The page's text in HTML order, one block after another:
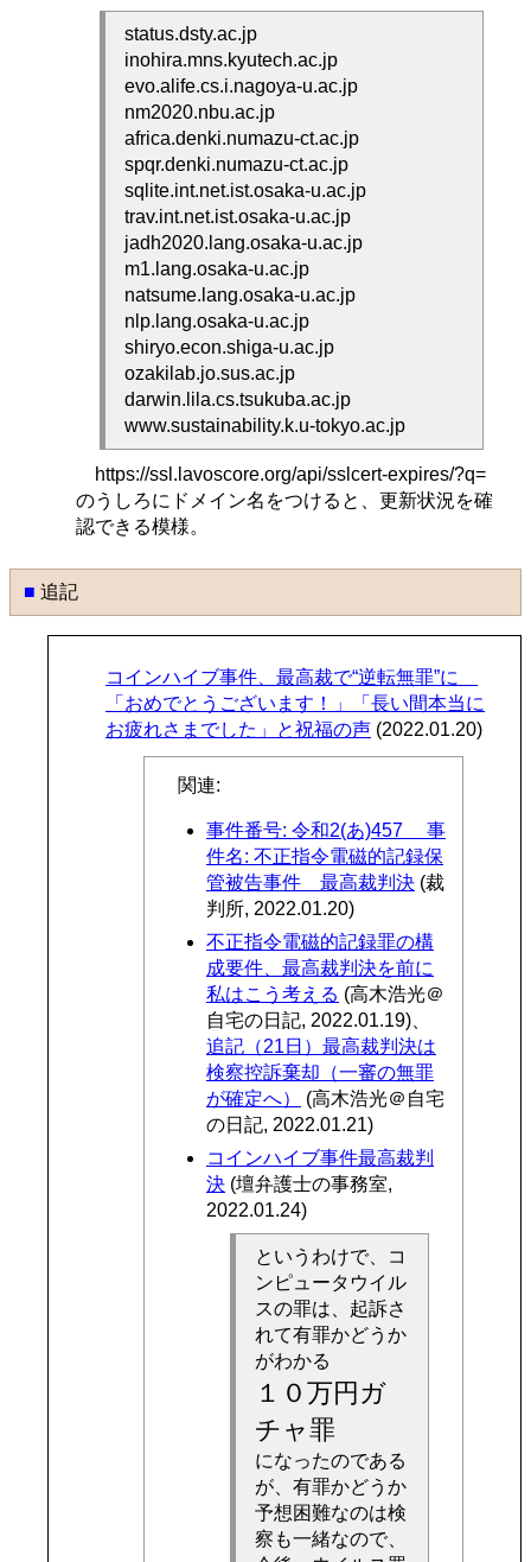
status.dsty.ac.jp
inohira.mns.kyutech.ac.jp
evo.alife.cs.i.nagoya-u.ac.jp
nm2020.nbu.ac.jp
africa.denki.numazu-ct.ac.jp
spqr.denki.numazu-ct.ac.jp
sqlite.int.net.ist.osaka-u.ac.jp
trav.int.net.ist.osaka-u.ac.jp
jadh2020.lang.osaka-u.ac.jp
m1.lang.osaka-u.ac.jp
natsume.lang.osaka-u.ac.jp
nlp.lang.osaka-u.ac.jp
shiryo.econ.shiga-u.ac.jp
ozakilab.jo.sus.ac.jp
darwin.lila.cs.tsukuba.ac.jp
www.sustainability.k.u-tokyo.ac.jp
https://ssl.lavoscore.org/api/sslcert-expires/?q=
のうしろにドメイン名をつけると、更新状況を確
認できる模様。
■ 追記
コインハイブ事件、最高裁で“逆転無罪”に
「おめでとうございます！」「長い間本当に
お疲れさまでした」と祝福の声 (2022.01.20)
関連:
事件番号: 令和2(あ)457 事
件名: 不正指令電磁的記録保
管被告事件 最高裁判決 (裁
判所, 2022.01.20)
不正指令電磁的記録罪の構
成要件、最高裁判決を前に
私はこう考える (高木浩光＠
自宅の日記, 2022.01.19)、
追記（21日）最高裁判決は
検察控訴棄却（一審の無罪
が確定へ）
(高木浩光＠自宅
の日記, 2022.01.21)
コインハイブ事件最高裁判
決 (壇弁護士の事務室,
2022.01.24)
というわけで、コ
ンピュータウイル
スの罪は、起訴さ
れて有罪かどうか
がわかる
１０万円ガ
チャ罪
になったのである
が、有罪かどうか
予想困難なのは検
察も一緒なので、